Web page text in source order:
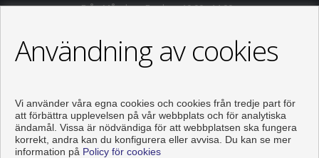
Från Måndag - Fredag : 10:00 - 14:00
Användning av cookies
Vi använder våra egna cookies och cookies från tredje part för
att förbättra upplevelsen på vår webbplats och för analytiska
ändamål. Vissa är nödvändiga för att webbplatsen ska fungera
korrekt, andra kan du konfigurera eller avvisa. Du kan se mer
information på Policy för cookies